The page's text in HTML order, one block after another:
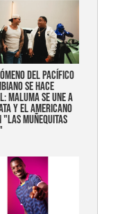
DEL PACÍFICO
SE HACE
MALUMA SE UNE A
Y EL AMERICANO
"LAS MUÑEQUITAS